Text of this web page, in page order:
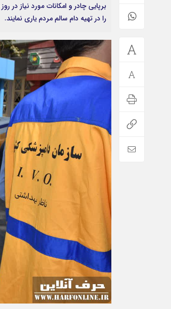
برپایی چادر و امکانات مورد نیاز
را در تهیه دام سالم مردم یاری نمایند.